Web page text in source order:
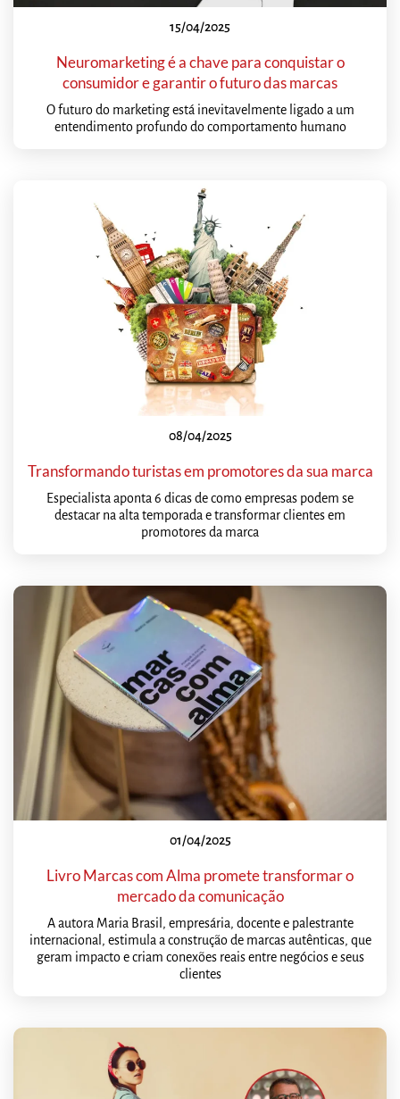
15/04/2025
Neuromarketing é a chave para conquistar o
consumidor e garantir o futuro das marcas
O futuro do marketing está inevitavelmente ligado a um
entendimento profundo do comportamento humano
08/04/2025
Transformando turistas em promotores da sua marca
Especialista aponta 6 dicas de como empresas podem se
destacar na alta temporada e transformar clientes em
promotores da marca
01/04/2025
Livro Marcas com Alma promete transformar o
mercado da comunicação
A autora Maria Brasil, empresária, docente e palestrante
internacional, estimula a construção de marcas autênticas, que
geram impacto e criam conexões reais entre negócios e seus
clientes